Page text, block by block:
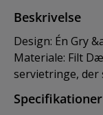
Beskrivelse
Design: Én Gry
Materiale: Filt
servietringe, der
Specifikationer